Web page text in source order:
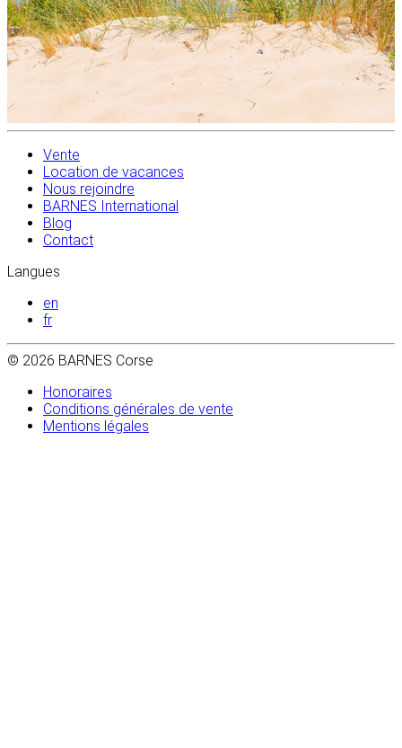
Vente
Location de vacances
Nous rejoindre
BARNES International
Blog
Contact
Langues
en
fr
© 2026 BARNES Corse
Honoraires
Conditions générales de vente
Mentions légales